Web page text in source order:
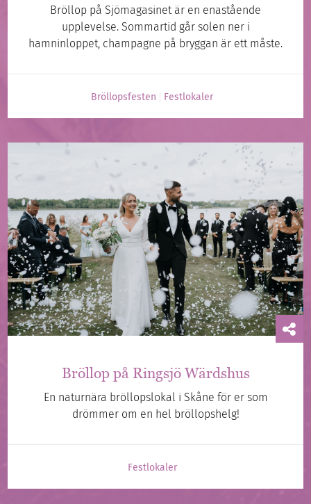
Bröllop på Sjömagasinet är en enastående
upplevelse. Sommartid går solen ner i
hamninloppet, champagne på bryggan är ett måste.
Bröllopsfesten Festlokaler
Bröllop på Ringsjö Wärdshus
En naturnära bröllopslokal i Skåne för er som
drömmer om en hel bröllopshelg!
Festlokaler